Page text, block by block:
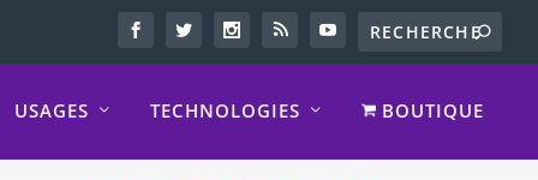
USAGES TECHNOLOGIES BOUTIQUE